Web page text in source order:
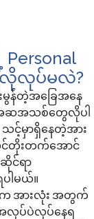
လိုလုပ်မလဲ?
န်တဲ့အခြေအနေ
အသစ်တွေလိုပါ
မှာရှိနေတဲ့အား
တိုးတက်အောင်
ဆိုင်ရာ
ါမယ်။
စ်ဖို့က အားလုံး အတွက်
အလုပ်ပဲလုပ်နေရ